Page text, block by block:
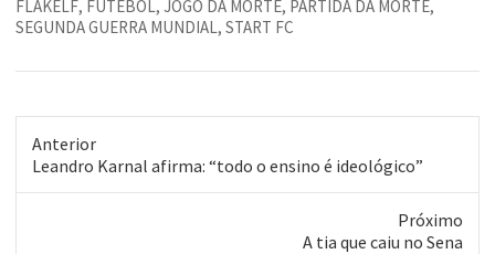
praias simpáticas, como
Puntal Del Diablo (onde
FLAKELF, FUTEBOL, JOGO DA MORTE, PARTIDA DA MORTE,
SEGUNDA GUERRA MUNDIAL, START FC
Anterior
Post
Leandro Karnal afirma: “todo o ensino é ideológico”
Próximo
A tia que caiu no Sena